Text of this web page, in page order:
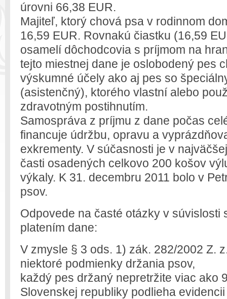
úrovni 66,38 EUR.
Majiteľ, ktorý chová psa v rodinnom
16,59 EUR. Rovnakú čiastku (16,59
osamelí dôchodcovia s príjmom na
tejto miestnej dane je oslobodený pes
výskumné účely ako aj pes so
(asistenčný), ktorého vlastní alebo
zdravotným postihnutím.
Samospráva z príjmu z dane počas
financuje údržbu, opravu a
exkrementy. V súčasnosti je v
časti osadených celkovo 200 košov
výkaly. K 31. decembru 2011 bolo v
psov.
Odpovede na časté otázky v súvislosti
platením dane:
V zmysle § 3 ods. 1) zák. 282/2002 Z.
niektoré podmienky držania psov,
každý pes držaný nepretržite viac ako
Slovenskej republiky podlieha